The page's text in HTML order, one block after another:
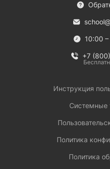
10:00
+7
Инструкция
Системные
Политика
Политика